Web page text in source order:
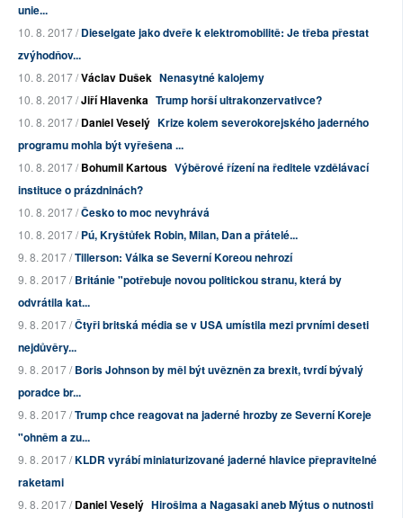
unie...
10. 8. 2017 /Dieselgate jako dveře k elektromobilitě: Je třeba přestat
zvýhodňov...
10. 8. 2017 /Václav Dušek Nenasytné kalojemy
10. 8. 2017 /Jiří Hlavenka Trump horší ultrakonzervativce?
10. 8. 2017 /Daniel Veselý Krize kolem severokorejského jaderného
programu mohla být vyřešena ...
10. 8. 2017 /Bohumil Kartous Výběrové řízení na ředitele vzdělávací
instituce o prázdninách?
10. 8. 2017 /Česko to moc nevyhrává
10. 8. 2017 /Pú, Kryštůfek Robin, Milan, Dan a přátelé...
9. 8. 2017 /Tillerson: Válka se Severní Koreou nehrozí
9. 8. 2017 /Británie "potřebuje novou politickou stranu, která by
odvrátila kat...
9. 8. 2017 /Čtyři britská média se v USA umístila mezi prvními deseti
nejdůvěry...
9. 8. 2017 /Boris Johnson by měl být uvězněn za brexit, tvrdí bývalý
poradce br...
9. 8. 2017 /Trump chce reagovat na jaderné hrozby ze Severní Koreje
"ohněm a zu...
9. 8. 2017 /KLDR vyrábí miniaturizované jaderné hlavice přepravitelné
raketami
9. 8. 2017 /Daniel Veselý Hirošima a Nagasaki aneb Mýtus o nutnosti